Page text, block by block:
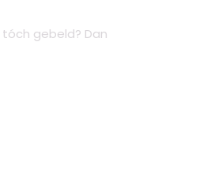
tóch gebeld? Dan